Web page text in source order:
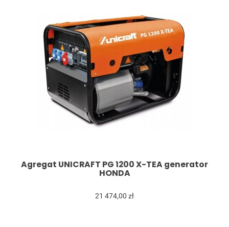
Agregat UNICRAFT PG 1200 X-TEA generator
HONDA
21 474,00 zł